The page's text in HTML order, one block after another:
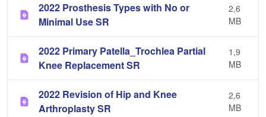
2022 Prosthesis Types with No or
Minimal Use SR
2,6
MB
2022 Primary Patella_Trochlea Partial
Knee Replacement SR
1,9
MB
2022 Revision of Hip and Knee
Arthroplasty SR
2,6
MB